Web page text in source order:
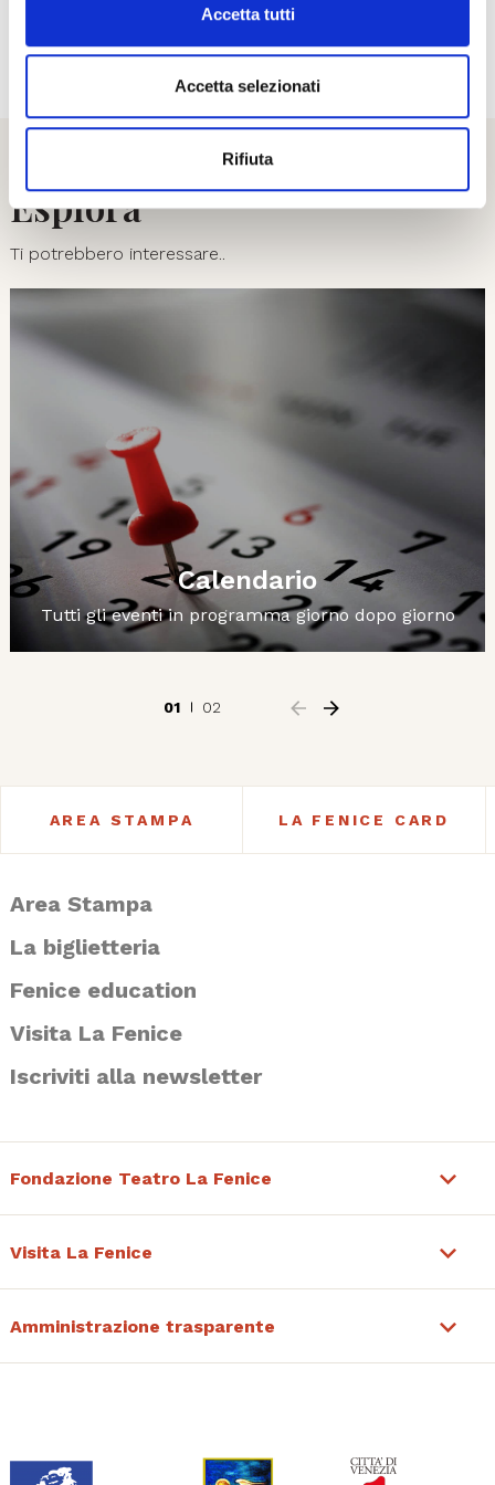
Accetta tutti
Accetta selezionati
Rifiuta
01 08
Esplora
Ti potrebbero interessare..
Calendario
Tutti gli eventi in programma giorno dopo giorno
01 02
AREA STAMPA LA FENICE CARD
Area Stampa
La biglietteria
Fenice education
Visita La Fenice
Iscriviti alla newsletter
Fondazione Teatro La Fenice
Visita La Fenice
Amministrazione trasparente